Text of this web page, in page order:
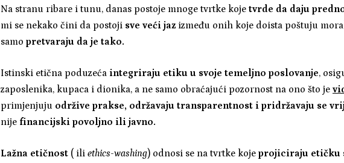
Na stranu ribare i tunu, danas postoje mnoge tvrtke koje tvrde da daju
mi se nekako čini da postoji sve veći jazizmeđu onih koje doista poštuju
samo pretvaraju da je tako.
Istinski etična poduzeća integriraju etiku u svoje temeljno poslovanje,
zaposlenika, kupaca i dionika, a ne samo obraćajući pozornost na ono što je
primjenjuju održive prakse, održavaju transparentnost i pridržavaju se
nije financijski povoljno ili javno.
Lažna etičnost( ili ethics-washing) odnosi se na tvrtke koje projiciraju etičku